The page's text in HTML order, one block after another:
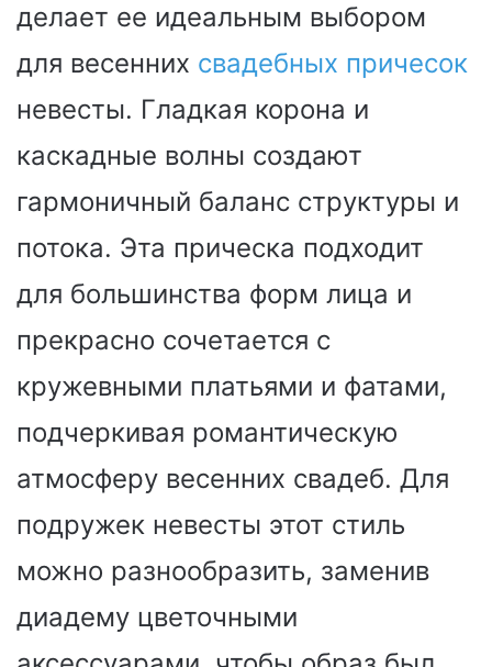
делает ее идеальным выбором
для весенних свадебных причесок
невесты. Гладкая корона и
каскадные волны создают
гармоничный баланс структуры и
потока. Эта прическа подходит
для большинства форм лица и
прекрасно сочетается с
кружевными платьями и фатами,
подчеркивая романтическую
атмосферу весенних свадеб. Для
подружек невесты этот стиль
можно разнообразить, заменив
диадему цветочными